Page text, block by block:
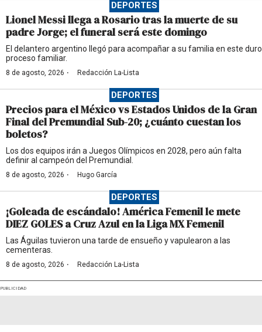
DEPORTES
Lionel Messi llega a Rosario tras la muerte de su
padre Jorge; el funeral será este domingo
El delantero argentino llegó para acompañar a su familia en este duro
proceso familiar.
8 de agosto, 2026 · Redacción La-Lista
DEPORTES
Precios para el México vs Estados Unidos de la Gran
Final del Premundial Sub-20; ¿cuánto cuestan los
boletos?
Los dos equipos irán a Juegos Olímpicos en 2028, pero aún falta
definir al campeón del Premundial.
8 de agosto, 2026 · Hugo García
DEPORTES
¡Goleada de escándalo! América Femenil le mete
DIEZ GOLES a Cruz Azul en la Liga MX Femenil
Las Águilas tuvieron una tarde de ensueño y vapulearon a las
cementeras.
8 de agosto, 2026 · Redacción La-Lista
PUBLICIDAD